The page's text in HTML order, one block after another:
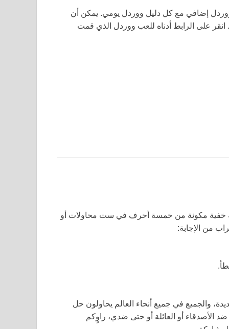
إضافي مع كل دليل ووردل يومي. يمكن أن
إضافيًا. انقر على الرابط أدناه للعب ووردل الذي قمت
خفية مكونة من خمسة أحرف في ست محاولات أو
من الإجابة:
والجميع في جميع أنحاء العالم يحاولون حل
الأصدقاء أو العائلة أو حتى ضدي، راوٍكم